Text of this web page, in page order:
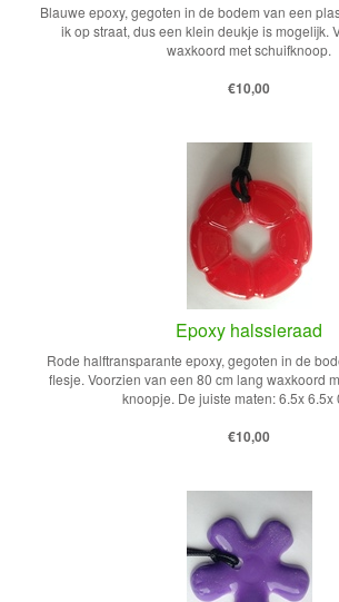
Blauwe epoxy, gegoten in de bodem van een
ik op straat, dus een klein deukje is mogelijk.
waxkoord met schuifknoop.
€10,00
Epoxy halssieraad
Rode halftransparante epoxy, gegoten in de
flesje. Voorzien van een 80 cm lang waxkoord
knoopje. De juiste maten: 6.5x 6.5x
€10,00